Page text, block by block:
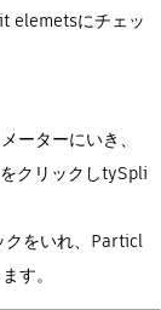
elemetsにチェッ
ーターにいき、
クリックしtySpli
をいれ、Particl
す。